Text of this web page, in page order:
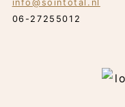
info@sointotal.nl
06-27255012